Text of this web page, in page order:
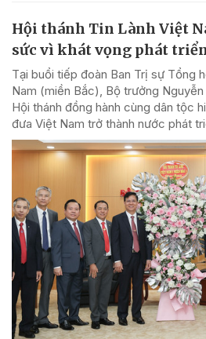
Hội thánh Tin Lành Việt
sức vì khát vọng phát
Tại buổi tiếp đoàn Ban Trị sự Tổng
Nam (miền Bắc), Bộ trưởng
Hội thánh đồng hành cùng dân tộc
đưa Việt Nam trở thành nước phát